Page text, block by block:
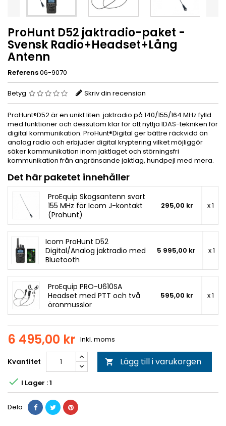
ProHunt D52 jaktradio-paket -
Svensk Radio+Headset+Lång
Antenn
Referens06-9070
Betyg Skriv din recension
ProHunt®D52 är en unikt liten jaktradio på 140/155/164 MHz fylld
med funktioner och dessutom klar för att nyttja IDAS-tekniken för
digital kommunikation. ProHunt®Digital ger bättre räckvidd än
analog radio och erbjuder digital kryptering vilket möjliggör
säker kommunikation inom jaktlaget och störningsfri
kommunikation från angränsande jaktlag, hundpejl med mera.
Det här paketet innehåller
ProEquip Skogsantenn svart
155 MHz för Icom J-kontakt
(Prohunt)
295,00 kr x 1
Icom ProHunt D52
Digital/Analog jaktradio med
Bluetooth
5 995,00 kr x 1
ProEquip PRO-U610SA
Headset med PTT och två
öronmusslor
595,00 kr x 1
6 495,00 kr Inkl. moms
Kvantitet  Lägg till i varukorgen
 I Lager : 1
Dela